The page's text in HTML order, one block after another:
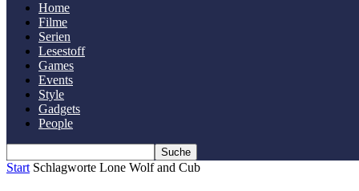
Home
Filme
Serien
Lesestoff
Games
Events
Style
Gadgets
People
Start Schlagworte Lone Wolf and Cub